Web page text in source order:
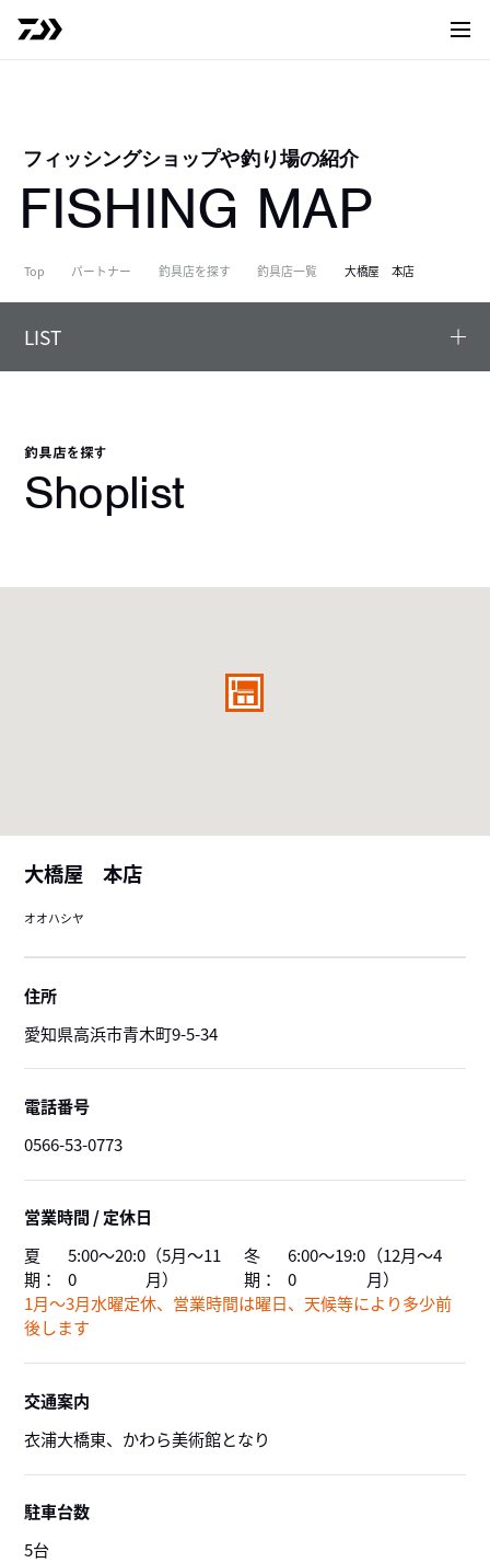
サイ
フィッシングショップや釣り場の紹介
FISHING MAP
Top パートナー 釣具店を探す 釣具店一覧 大橋屋 本店
LIST
釣具店を探す
Shoplist
大橋屋 本店
オオハシヤ
住所
愛知県高浜市青木町9-5-34
電話番号
0566-53-0773
営業時間 / 定休日
夏
期：
5:00～20:0
0
（5月～11
月）
冬
期：
6:00～19:0
0
（12月～4
月）
1月～3月水曜定休、営業時間は曜日、天候等により多少前
後します
交通案内
衣浦大橋東、かわら美術館となり
駐車台数
5台